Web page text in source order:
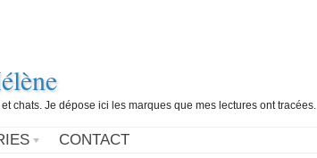
chats. Je dépose ici les marques que mes lectures ont tracées.
CONTACT